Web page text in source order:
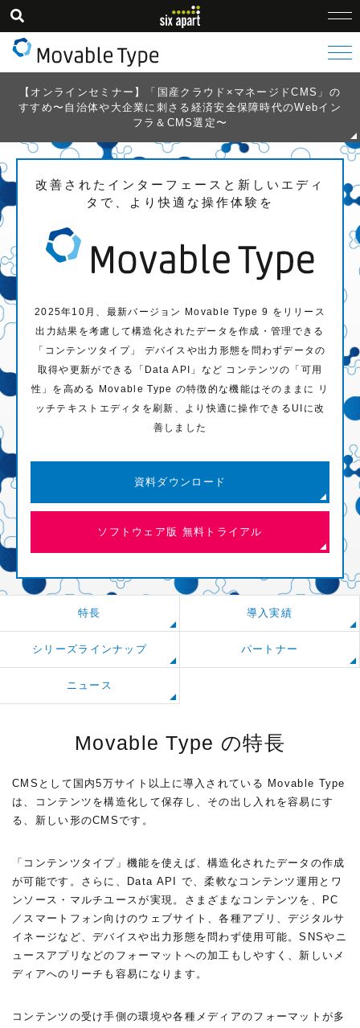
【オンラインセミナー】「国産クラウド×マネージドCMS」の
すすめ〜自治体や大企業に刺さる経済安全保障時代のWebイン
フラ＆CMS選定〜
改善されたインターフェースと新しいエディ
タで、より快適な操作体験を
2025年10月、最新バージョン Movable Type 9 をリリース
出力結果を考慮して構造化されたデータを作成・管理できる
「コンテンツタイプ」
デバイスや出力形態を問わずデータの
取得や更新ができる「Data API」など コンテンツの「可用
性」を高める Movable Type の特徴的な機能はそのままに
リ
ッチテキストエディタを刷新、より快適に操作できるUIに改
善しました
資料ダウンロード
ソフトウェア版 無料トライアル
特長 導入実績
シリーズラインナップ パートナー
ニュース
Movable Type の特長
CMSとして国内5万サイト以上に導入されている Movable Type
は、コンテンツを構造化して保存し、その出し入れを容易にす
る、新しい形のCMSです。
「コンテンツタイプ」機能を使えば、構造化されたデータの作成
が可能です。さらに、Data API で、柔軟なコンテンツ運用とワ
ンソース・マルチユースが実現。さまざまなコンテンツを、PC
／スマートフォン向けのウェブサイト、各種アプリ、デジタルサ
イネージなど、デバイスや出力形態を問わず使用可能。SNSやニ
ュースアプリなどのフォーマットへの加工もしやすく、新しいメ
ディアへのリーチも容易になります。
コンテンツの受け手側の環境や各種メディアのフォーマットが多